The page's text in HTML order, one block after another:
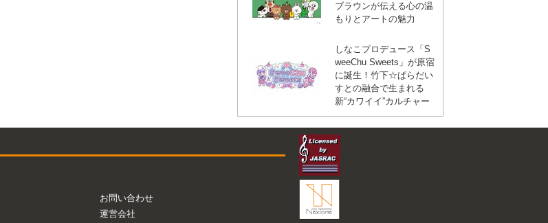
ブラウンが伝える心の温
もりとアートの魅力
しなこプロデュース「S
weeChu Sweets」が原宿
に誕生！竹下☆ぱらだい
すとの融合で生まれる
新“カワイイ”カルチャー
お問い合わせ
運営会社